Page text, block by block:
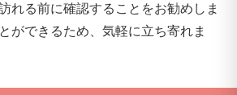
れる前に確認することをお勧めしま
ができるため、気軽に立ち寄れま